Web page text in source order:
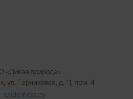
«Дикая природа»
ул. Парниковая, д. 11, пом. 4
wilderness.by